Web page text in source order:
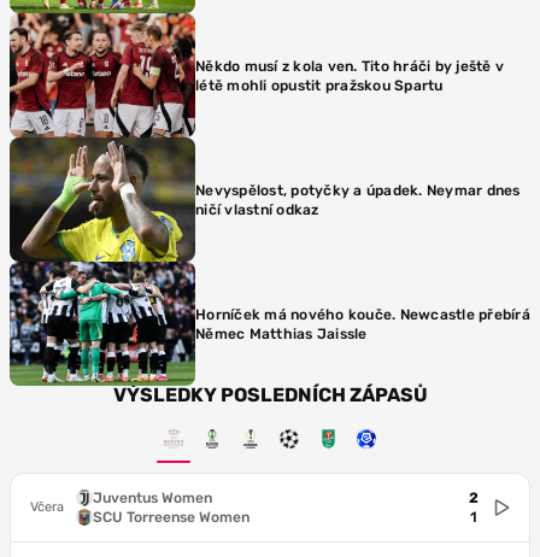
Někdo musí z kola ven. Tito hráči by ještě v
létě mohli opustit pražskou Spartu
Nevyspělost, potyčky a úpadek. Neymar dnes
ničí vlastní odkaz
Horníček má nového kouče. Newcastle přebírá
Němec Matthias Jaissle
VÝSLEDKY POSLEDNÍCH ZÁPASŮ
Včera
Juventus Women
SCU Torreense Women
2
1